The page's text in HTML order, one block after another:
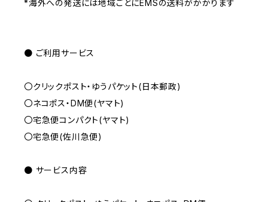
*海外への発送には地域ごとにEMSの送料がかかります
● ご利用サービス
〇クリックポスト・ゆうパケット(日本郵政)
〇ネコポス・DM便(ヤマト)
〇宅急便コンパクト(ヤマト)
〇宅急便(佐川急便)
● サービス内容